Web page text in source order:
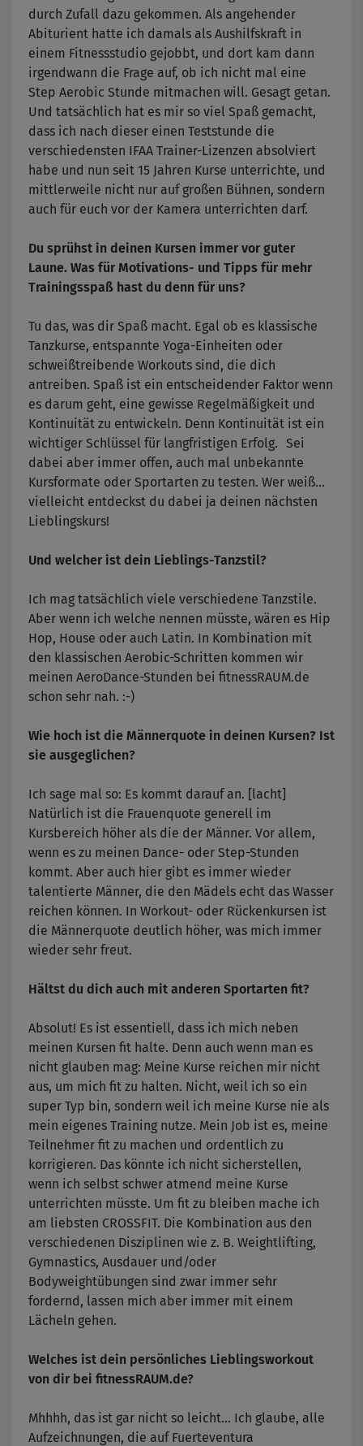
durch Zufall dazu gekommen. Als angehender
Abiturient hatte ich damals als Aushilfskraft in
einem Fitnessstudio gejobbt, und dort kam dann
irgendwann die Frage auf, ob ich nicht mal eine
Step Aerobic Stunde mitmachen will. Gesagt getan.
Und tatsächlich hat es mir so viel Spaß gemacht,
dass ich nach dieser einen Teststunde die
verschiedensten IFAA Trainer-Lizenzen absolviert
habe und nun seit 15 Jahren Kurse unterrichte, und
mittlerweile nicht nur auf großen Bühnen, sondern
auch für euch vor der Kamera unterrichten darf.
Du sprühst in deinen Kursen immer vor guter
Laune. Was für Motivations- und Tipps für mehr
Trainingsspaß hast du denn für uns?
Tu das, was dir Spaß macht. Egal ob es klassische
Tanzkurse, entspannte Yoga-Einheiten oder
schweißtreibende Workouts sind, die dich
antreiben. Spaß ist ein entscheidender Faktor wenn
es darum geht, eine gewisse Regelmäßigkeit und
Kontinuität zu entwickeln. Denn Kontinuität ist ein
wichtiger Schlüssel für langfristigen Erfolg. Sei
dabei aber immer offen, auch mal unbekannte
Kursformate oder Sportarten zu testen. Wer weiß...
vielleicht entdeckst du dabei ja deinen nächsten
Lieblingskurs!
Und welcher ist dein Lieblings-Tanzstil?
Ich mag tatsächlich viele verschiedene Tanzstile.
Aber wenn ich welche nennen müsste, wären es Hip
Hop, House oder auch Latin. In Kombination mit
den klassischen Aerobic-Schritten kommen wir
meinen AeroDance-Stunden bei fitnessRAUM.de
schon sehr nah. :-)
Wie hoch ist die Männerquote in deinen Kursen? Ist
sie ausgeglichen?
Ich sage mal so: Es kommt darauf an. [lacht]
Natürlich ist die Frauenquote generell im
Kursbereich höher als die der Männer. Vor allem,
wenn es zu meinen Dance- oder Step-Stunden
kommt. Aber auch hier gibt es immer wieder
talentierte Männer, die den Mädels echt das Wasser
reichen können. In Workout- oder Rückenkursen ist
die Männerquote deutlich höher, was mich immer
wieder sehr freut.
Hältst du dich auch mit anderen Sportarten fit?
Absolut! Es ist essentiell, dass ich mich neben
meinen Kursen fit halte. Denn auch wenn man es
nicht glauben mag: Meine Kurse reichen mir nicht
aus, um mich fit zu halten. Nicht, weil ich so ein
super Typ bin, sondern weil ich meine Kurse nie als
mein eigenes Training nutze. Mein Job ist es, meine
Teilnehmer fit zu machen und ordentlich zu
korrigieren. Das könnte ich nicht sicherstellen,
wenn ich selbst schwer atmend meine Kurse
unterrichten müsste. Um fit zu bleiben mache ich
am liebsten CROSSFIT. Die Kombination aus den
verschiedenen Disziplinen wie z. B. Weightlifting,
Gymnastics, Ausdauer und/oder
Bodyweightübungen sind zwar immer sehr
fordernd, lassen mich aber immer mit einem
Lächeln gehen.
Welches ist dein persönliches Lieblingsworkout
von dir bei fitnessRAUM.de?
Mhhhh, das ist gar nicht so leicht... Ich glaube, alle
Aufzeichnungen, die auf Fuerteventura